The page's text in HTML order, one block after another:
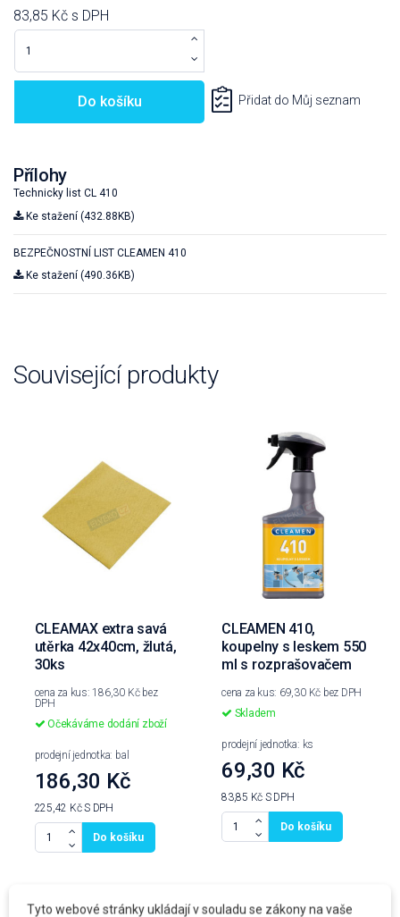
83,85 Kč s DPH
Do košíku Přidat do Můj seznam
Přílohy
Technicky list CL 410
Ke stažení (432.88KB)
BEZPEČNOSTNÍ LIST CLEAMEN 410
Ke stažení (490.36KB)
Související produkty
CLEAMAX extra savá
utěrka 42x40cm, žlutá,
30ks
cena za kus: 186,30 Kč bez
DPH
Očekáváme dodání zboží
prodejní jednotka: bal
186,30 Kč
225,42 KčS DPH
Do košíku
CLEAMEN 410,
koupelny s leskem 550
ml s rozprašovačem
cena za kus: 69,30 Kč bez DPH
Skladem
prodejní jednotka: ks
69,30 Kč
83,85 Kč S DPH
Do košíku
Tyto webové stránky ukládají v souladu se zákony na vaše